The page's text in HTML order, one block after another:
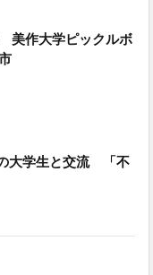
美作大学ピックルボ
大学生と交流 「不